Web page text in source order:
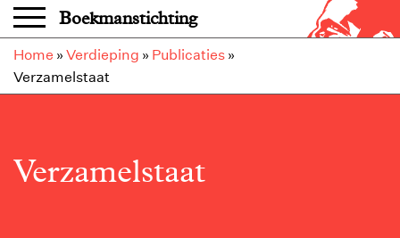
Overslaan en naar de inhoud gaan
Boekmanstichting
Home » Verdieping » Publicaties »
Verzamelstaat
Verzamelstaat